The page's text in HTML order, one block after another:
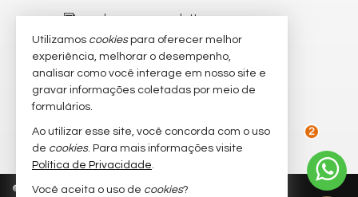
receba nosso newsletter
indicadores financeiros
cadastre seu imóvel
imóveis favoritos
mapa de imóveis
© 2026 CRECI/SC 6.204-J Política de Privacidade
2
Utilizamos cookiespara oferecer melhor
experiência, melhorar o desempenho,
analisar como você interage em nosso site e
gravar informações coletadas por meio de
formulários.
Ao utilizar esse site, você concorda com o uso
de cookies. Para mais informações visite
Política de Privacidade.
Você aceita o uso de cookies?